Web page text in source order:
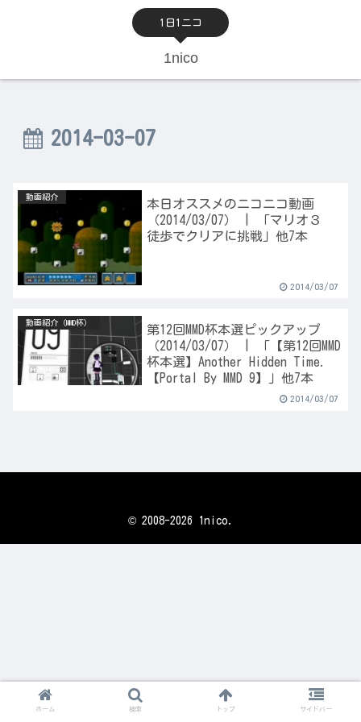
1日1ニコ
1nico
2014-03-07
動画紹介
本日オススメのニコニコ動画
（2014/03/07） | 「マリオ３
徒歩でクリアに挑戦」他7本
2014/03/07
動画紹介（MMD杯）
第12回MMD杯本選ピックアップ
（2014/03/07） | 「【第12回MMD
杯本選】Another Hidden Time.
【Portal By MMD 9】」他7本
2014/03/07
© 2008-2026 1nico.
ホーム 検索 トップ サイドバー